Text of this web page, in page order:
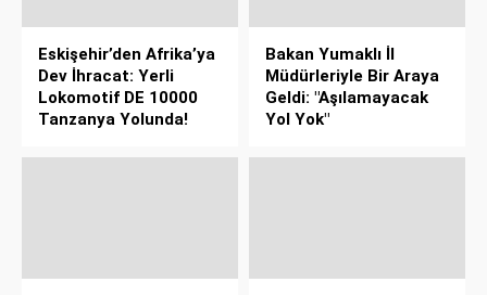
Eskişehir’den Afrika’ya
Dev İhracat: Yerli
Lokomotif DE 10000
Tanzanya Yolunda!
Bakan Yumaklı İl
Müdürleriyle Bir Araya
Geldi: "Aşılamayacak
Yol Yok"